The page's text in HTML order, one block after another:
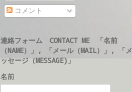
コメント
連絡フォーム CONTACT ME 「名前
（NAME）」, 「メール（MAIL）」, 「メ
ッセージ（MESSAGE)」
名前